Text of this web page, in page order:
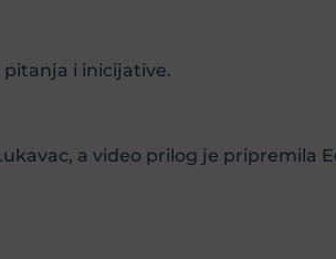
pitanja i inicijative.
a video prilog je pripremila